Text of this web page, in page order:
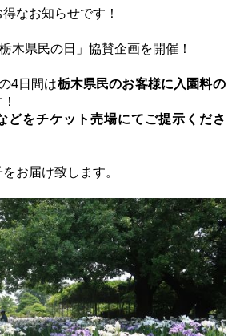
なお知らせです！
木県民の日」協賛企画を開催！
4日間は栃木県民のお客様に入園料の
をチケット売場にてご提示くださ
お届け致します。